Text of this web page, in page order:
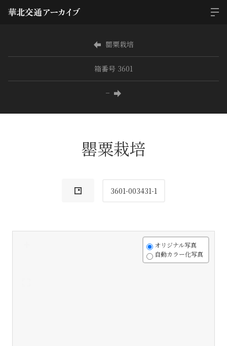
罌粟栽培
箱番号 3601
−
罌粟栽培
3601-003431-1
オリジナル写真
自動カラー化写真